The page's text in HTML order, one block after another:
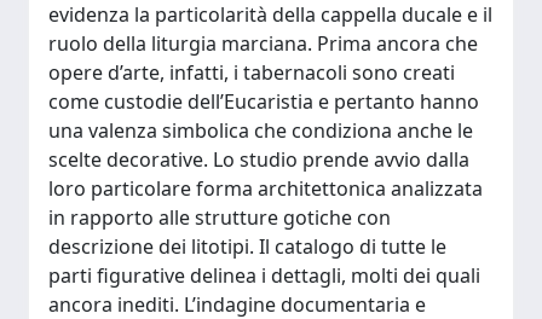
evidenza la particolarità della cappella ducale e il
ruolo della liturgia marciana. Prima ancora che
opere d’arte, infatti, i tabernacoli sono creati
come custodie dell’Eucaristia e pertanto hanno
una valenza simbolica che condiziona anche le
scelte decorative. Lo studio prende avvio dalla
loro particolare forma architettonica analizzata
in rapporto alle strutture gotiche con
descrizione dei litotipi. Il catalogo di tutte le
parti figurative delinea i dettagli, molti dei quali
ancora inediti. L’indagine documentaria e